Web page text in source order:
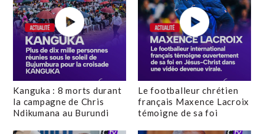
Kanguka : 8 morts durant
la campagne de Chris
Ndikumana au Burundi
Le footballeur chrétien
français Maxence Lacroix
témoigne de sa foi